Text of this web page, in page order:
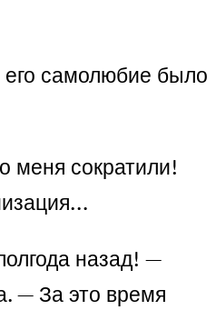
самолюбие было
меня сократили!
назад! —
— За это время